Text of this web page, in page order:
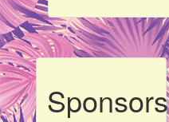
Sponsors